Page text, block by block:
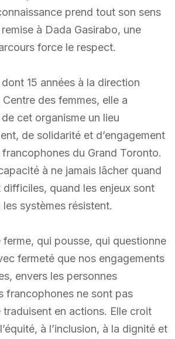
prend tout son sens
à Dada Gasirabo, une
force le respect.
15 années à la direction
Centre des femmes, elle a
cet organisme un lieu
de solidarité et d’engagement
du Grand Toronto.
à ne jamais lâcher quand
difficiles, quand les enjeux sont
systèmes résistent.
ferme, qui pousse, qui questionne
fermeté que nos engagements
envers les personnes
francophones ne sont pas
traduisent en actions. Elle croit
à l’inclusion, à la dignité et